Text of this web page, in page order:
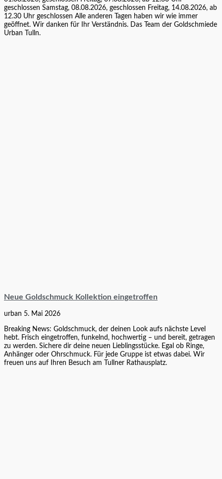
geschlossen Samstag, 08.08.2026, geschlossen Freitag, 14.08.2026, ab
12.30 Uhr geschlossen Alle anderen Tagen haben wir wie immer
geöffnet. Wir danken für Ihr Verständnis. Das Team der Goldschmiede
Urban Tulln.
Neue Goldschmuck Kollektion eingetroffen
urban 5. Mai 2026
Breaking News: Goldschmuck, der deinen Look aufs nächste Level
hebt. Frisch eingetroffen, funkelnd, hochwertig – und bereit, getragen
zu werden. Sichere dir deine neuen Lieblingsstücke. Egal ob Ringe,
Anhänger oder Ohrschmuck. Für jede Gruppe ist etwas dabei. Wir
freuen uns auf Ihren Besuch am Tullner Rathausplatz.